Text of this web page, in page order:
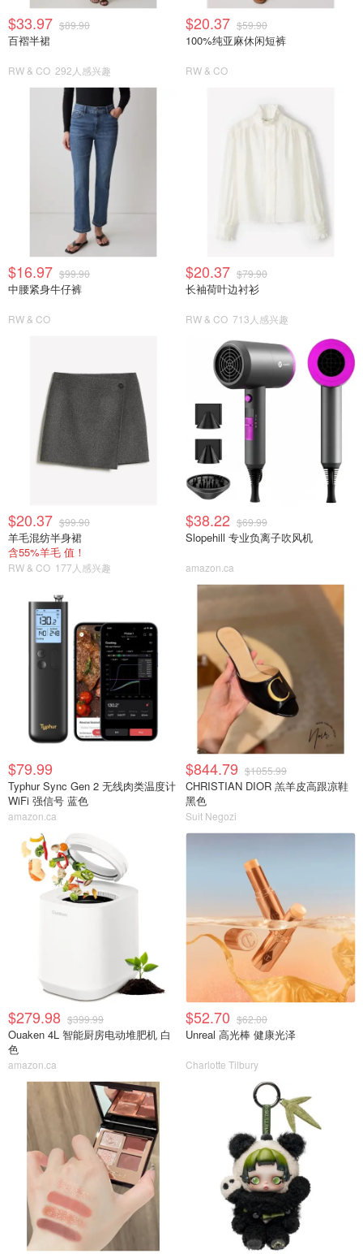
$33.97 $89.90
百褶半裙
RW & CO 292人感兴趣
$20.37 $59.90
100%纯亚麻休闲短裤
RW & CO
$16.97 $99.90
中腰紧身牛仔裤
RW & CO
$20.37 $79.90
长袖荷叶边衬衫
RW & CO 713人感兴趣
$20.37 $99.90
羊毛混纺半身裙
含55%羊毛 值！
RW & CO 177人感兴趣
$38.22 $69.99
Slopehill 专业负离子吹风机
amazon.ca
$79.99
Typhur Sync Gen 2 无线肉类温度计
WiFi 强信号 蓝色
amazon.ca
$844.79 $1055.99
CHRISTIAN DIOR 羔羊皮高跟凉鞋
黑色
Suit Negozi
$279.98 $399.99
Ouaken 4L 智能厨房电动堆肥机 白
色
amazon.ca
$52.70 $62.00
Unreal 高光棒 健康光泽
Charlotte Tilbury